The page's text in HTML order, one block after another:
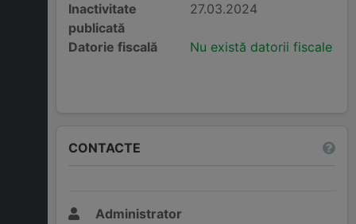
Inactivitate
publicată
27.03.2024
Datorie fiscală Nu există datorii fiscale
CONTACTE
Administrator